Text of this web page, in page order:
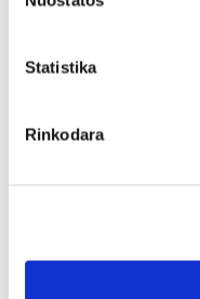
Statistika
Rinkodara